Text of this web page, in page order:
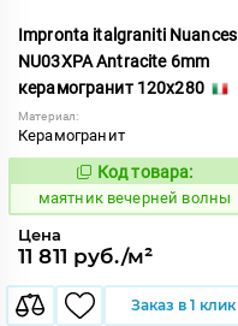
Impronta italgraniti Nuances
NU03XPA Antracite 6mm
керамогранит 120x280
Материал:
Керамогранит
923387
Код товара:
маятник вечерней волны
Цена
11 811 руб./м²
Заказ в 1 клик